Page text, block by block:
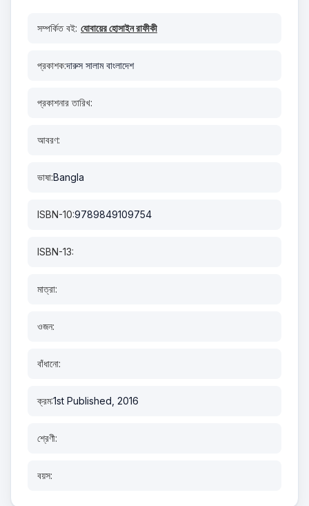
সম্পর্কিত বই: যোবায়ের হোসাইন রাফীকী
প্রকাশক:দারুস সালাম বাংলাদেশ
প্রকাশনার তারিখ:
আবরণ:
ভাষা:Bangla
ISBN-10:9789849109754
ISBN-13:
মাত্রা:
ওজন:
বাঁধানো:
ক্রম:1st Published, 2016
শ্রেণী:
বয়স: